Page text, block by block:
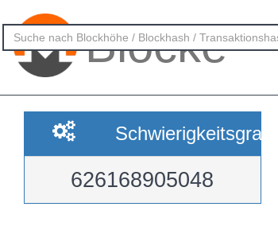
Blöcke
Schwierigkeitsgrad
626168905048